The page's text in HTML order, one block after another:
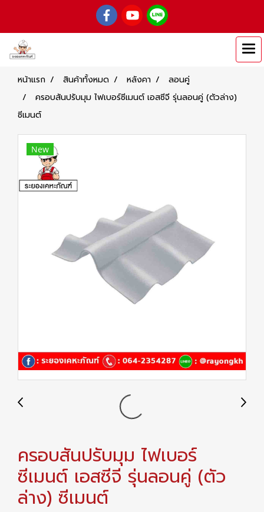
หน้าแรก สินค้าทั้งหมด หลังคา
ลอนคู่
ครอบสันปรับมุม ไฟเบอร์ซีเมนต์ เอสซีจี รุ่นลอนคู่ (ตัวล่าง)
ซีเมนต์
New
ครอบสันปรับมุม ไฟเบอร์
ซีเมนต์ เอสซีจี รุ่นลอนคู่ (ตัว
ล่าง) ซีเมนต์